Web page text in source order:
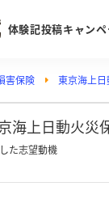
体験記投稿キャンペ
投稿
ラン
注目
害保険 東京海上
海上日動火災
た志望動機